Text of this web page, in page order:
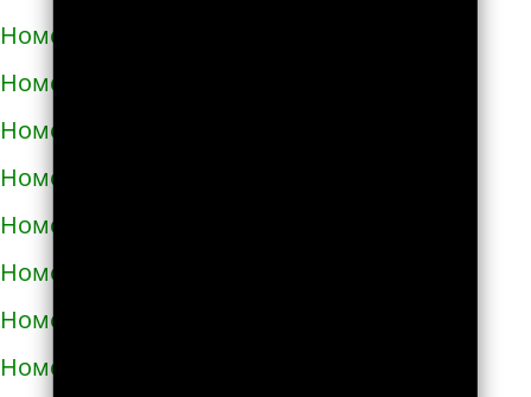
Номера телефонов такси в Богодухове
Номера телефонов такси в Богуславе
Номера телефонов такси в Болграде
Номера телефонов такси в Болехове
Номера телефонов такси в Борзне
Номера телефонов такси в Бориславе
Номера телефонов такси в Борисполе
Номера телефонов такси в Бородянке